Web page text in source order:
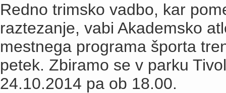
Redno trimsko vadbo, kar
raztezanje, vabi Akademsko
mestnega programa športa
petek. Zbiramo se v parku
24.10.2014 pa ob 18.00.